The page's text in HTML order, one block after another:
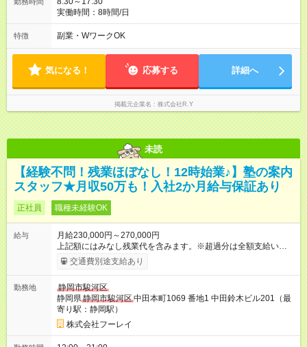
実働時間：8時間/日
特徴 副業・WワークOK
気になる！ 応募する 詳細へ
掲載元企業名 株式会社R.Y
未読
【経験不問！残業ほぼなし！12時始業♪】塾の案内
スタッフ★月収50万も！入社2か月給与保証あり
正社員 職種未経験OK
給与
月給230,000円～270,000円
上記額にはみなし残業代を含みます。※超過分は全額支給いたし
ます。 みなし残業代 33,750円 ～ 40,500円／月 みなし残業時
間 23.7時間／月 ＼報奨金＋各種手当アリ♪／ 報奨金は実績を正
について＞ 未経験入社3ヶ月で30万円（月収50万円以上）、1年
で60万円（月収80万円以上）を支給されているスタッフもいま
す。頑張ったら頑張った分だけお給料に還元される仕組みが整
えられています。 〈社員の年収例〉 年収365万円/月給：26万円
+賞与（入社1年目・22歳） 年収429万円/月給：31万円+賞与
（入社2年目・24歳） 年収654万円/月給：39万円+賞与（入社6
交通費別途支給あり
勤務地
静岡市駿河区
静岡県静岡市駿河区中田本町1069 番地1 中田鈴木ビル201（最
寄り駅：静岡駅）
株式会社フーレイ